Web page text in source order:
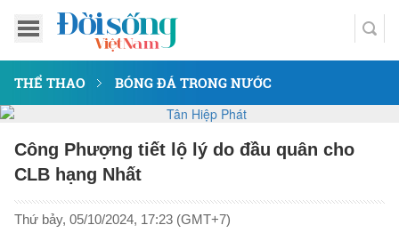
THỂ THAO BÓNG ĐÁ TRONG NƯỚC
Công Phượng tiết lộ lý do đầu quân cho
CLB hạng Nhất
Thứ bảy, 05/10/2024, 17:23 (GMT+7)